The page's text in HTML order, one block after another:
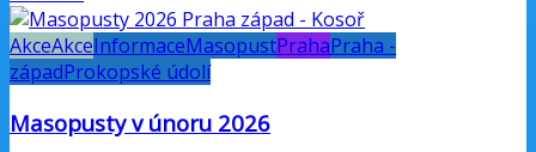
AkceAkceInformaceMasopustPrahaPraha -
západProkopské údolí
Masopusty v únoru 2026